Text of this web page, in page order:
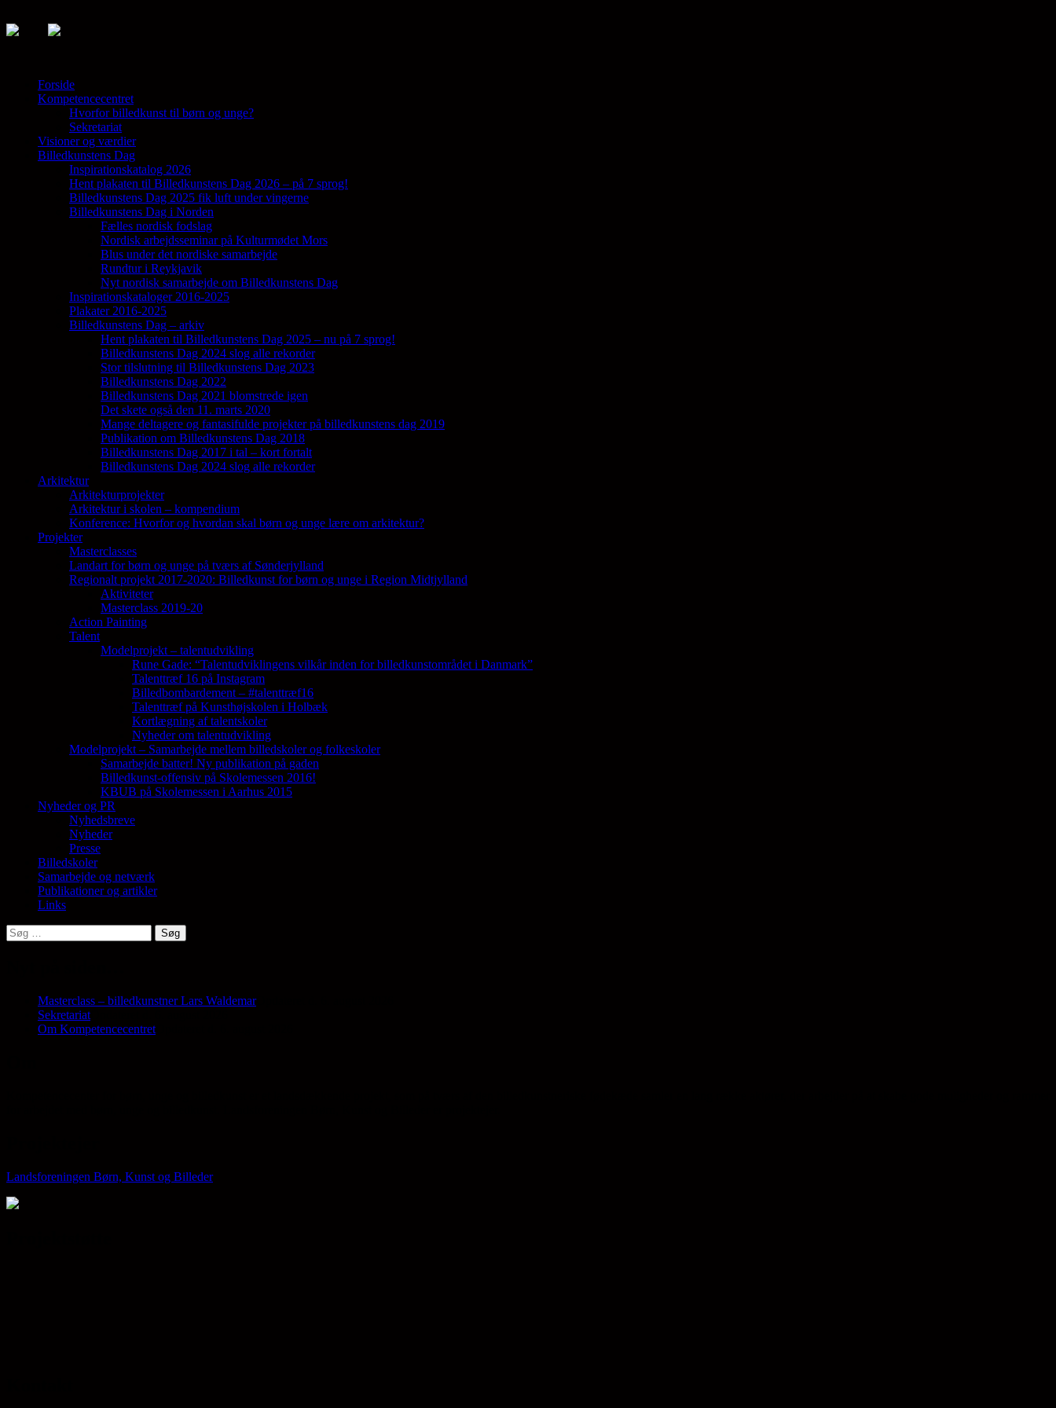
Samler en lang række aktører på tværs af den billedkunstneriske fødekæde
Forside
Kompetencecentret
Hvorfor billedkunst til børn og unge?
Sekretariat
Visioner og værdier
Billedkunstens Dag
Inspirationskatalog 2026
Hent plakaten til Billedkunstens Dag 2026 – på 7 sprog!
Billedkunstens Dag 2025 fik luft under vingerne
Billedkunstens Dag i Norden
Fælles nordisk fodslag
Nordisk arbejdsseminar på Kulturmødet Mors
Blus under det nordiske samarbejde
Rundtur i Reykjavik
Nyt nordisk samarbejde om Billedkunstens Dag
Inspirationskataloger 2016-2025
Plakater 2016-2025
Billedkunstens Dag – arkiv
Hent plakaten til Billedkunstens Dag 2025 – nu på 7 sprog!
Billedkunstens Dag 2024 slog alle rekorder
Stor tilslutning til Billedkunstens Dag 2023
Billedkunstens Dag 2022
Billedkunstens Dag 2021 blomstrede igen
Det skete også den 11. marts 2020
Mange deltagere og fantasifulde projekter på billedkunstens dag 2019
Publikation om Billedkunstens Dag 2018
Billedkunstens Dag 2017 i tal – kort fortalt
Billedkunstens Dag 2024 slog alle rekorder
Arkitektur
Arkitekturprojekter
Arkitektur i skolen – kompendium
Konference: Hvorfor og hvordan skal børn og unge lære om arkitektur?
Projekter
Masterclasses
Landart for børn og unge på tværs af Sønderjylland
Regionalt projekt 2017-2020: Billedkunst for børn og unge i Region Midtjylland
Aktiviteter
Masterclass 2019-20
Action Painting
Talent
Modelprojekt – talentudvikling
Rune Gade: “Talentudviklingens vilkår inden for billedkunstområdet i Danmark”
Talenttræf 16 på Instagram
Billedbombardement – #talenttræf16
Talenttræf på Kunsthøjskolen i Holbæk
Kortlægning af talentskoler
Nyheder om talentudvikling
Modelprojekt – Samarbejde mellem billedskoler og folkeskoler
Samarbejde batter! Ny publikation på gaden
Billedkunst-offensiv på Skolemessen 2016!
KBUB på Skolemessen i Aarhus 2015
Nyheder og PR
Nyhedsbreve
Nyheder
Presse
Billedskoler
Samarbejde og netværk
Publikationer og artikler
Links
Søg
efter:
Masterclass – billedkunstner Lars WaldemarOpdateret d. 6. august 2026
Sekretariat
Om Kompetencecentret
Landsforeningen Børn, Kunst og Billeder